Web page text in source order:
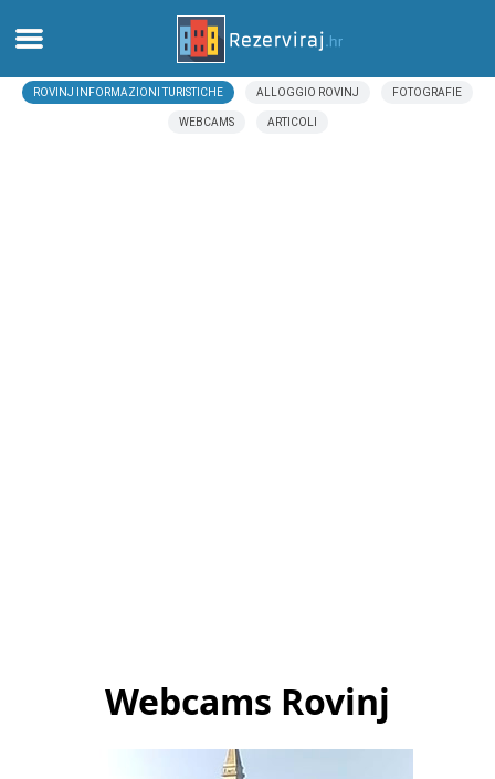
Casa
ROVINJ INFORMAZIONI TURISTICHE ALLOGGIO ROVINJ FOTOGRAFIE
WEBCAMS ARTICOLI
Webcams Rovinj